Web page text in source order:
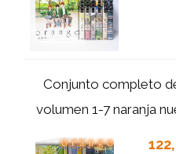
Conjunto completo
volumen 1-7 naranja